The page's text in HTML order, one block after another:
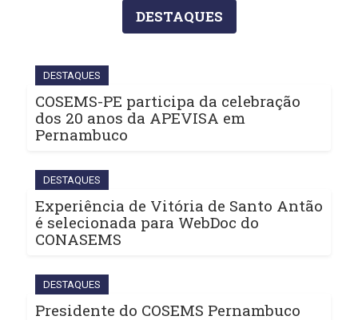
DESTAQUES
DESTAQUES
COSEMS-PE participa da celebração
dos 20 anos da APEVISA em
Pernambuco
DESTAQUES
Experiência de Vitória de Santo Antão
é selecionada para WebDoc do
CONASEMS
DESTAQUES
Presidente do COSEMS Pernambuco